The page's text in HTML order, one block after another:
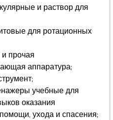
и раствор для
для ротационных
прочая
аппаратура;
учебные для
оказания
ухода и спасения;